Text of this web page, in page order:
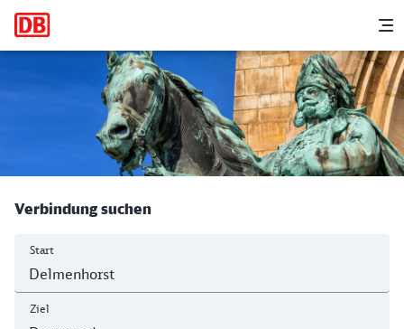
Hauptnavigation
Delmenhorst - Dortmund Hbf
Verbindung suchen
Start
Ziel